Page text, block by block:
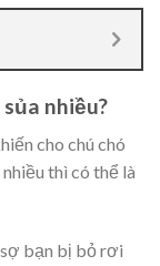
nhiều?
cho chú chó
thì có thể là
bạn bị bỏ rơi